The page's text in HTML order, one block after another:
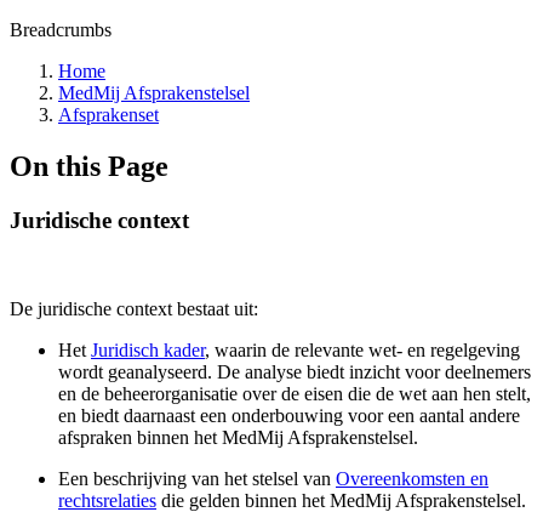
Breadcrumbs
Home
MedMij Afsprakenstelsel
Afsprakenset
On this Page
Juridische context
De juridische context bestaat uit:
Het Juridisch kader, waarin de relevante wet- en regelgeving
wordt geanalyseerd. De analyse biedt inzicht voor deelnemers
en de beheerorganisatie over de eisen die de wet aan hen stelt,
en biedt daarnaast een onderbouwing voor een aantal andere
afspraken binnen het MedMij Afsprakenstelsel.
Een beschrijving van het stelsel van Overeenkomsten en
rechtsrelaties die gelden binnen het MedMij Afsprakenstelsel.